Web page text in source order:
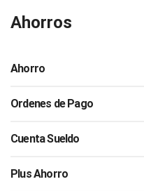
Ahorros
Ahorro
Ordenes de Pago
Cuenta Sueldo
Plus Ahorro